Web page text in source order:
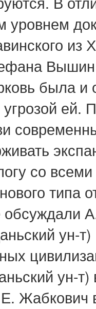
уровнем
из
была и
ей.
со
типа
ун-
ун-